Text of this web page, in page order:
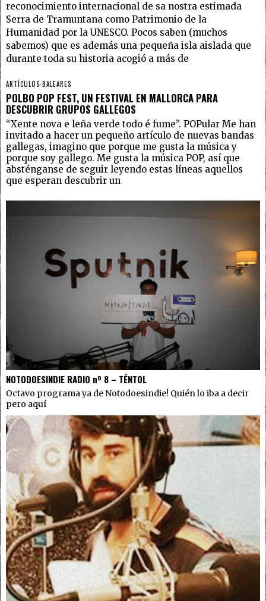
reconocimiento internacional de sa nostra estimada
Serra de Tramuntana como Patrimonio de la
Humanidad por la UNESCO. Pocos saben (muchos
sabemos) que es además una pequeña isla aislada que
durante toda su historia acogió a más de
ARTÍCULOS·BALEARES
POLBO POP FEST, UN FESTIVAL EN MALLORCA PARA
DESCUBRIR GRUPOS GALLEGOS
“Xente nova e leña verde todo é fume”. POPular Me han
invitado a hacer un pequeño artículo de nuevas bandas
gallegas, imagino que porque me gusta la música y
porque soy gallego. Me gusta la música POP, así que
absténganse de seguir leyendo estas líneas aquellos
que esperan descubrir un
NOTODOESINDIE RADIO nº 8 – TÉNTOL
Octavo programa ya de Notodoesindie! Quién lo iba a decir
pero aquí